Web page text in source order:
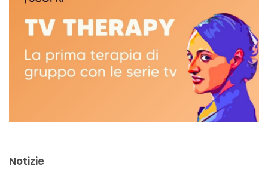
Notizie